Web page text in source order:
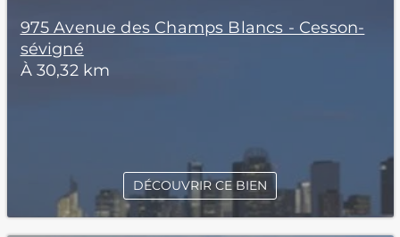
975 Avenue des Champs Blancs - Cesson-
sévigné
À 30,32 km
DÉCOUVRIR CE BIEN